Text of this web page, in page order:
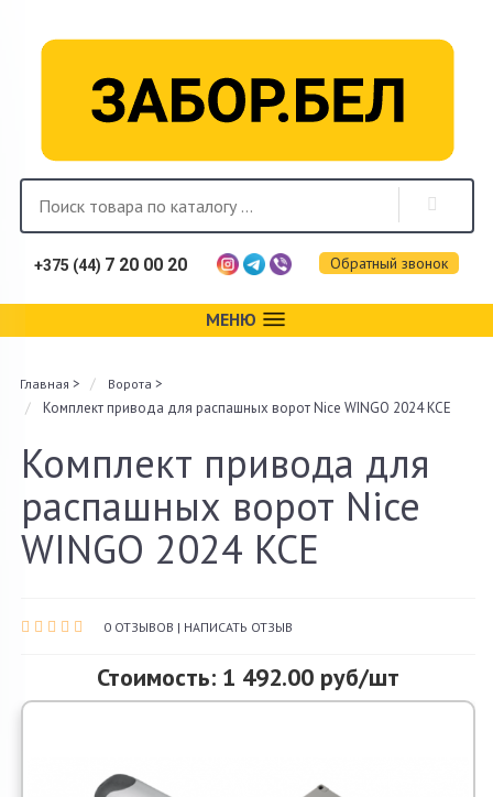
+375 (44) 7 20 00 20 Обратный звонок
МЕНЮ
Фотогалерея
Доставка
О компании
Акции и скидки
Контакты
Главная > Ворота >
Комплект привода для распашных ворот Nice WINGO 2024 KCE
Комплект привода для
распашных ворот Nice
WINGO 2024 KCE
0 ОТЗЫВОВ | НАПИСАТЬ ОТЗЫВ
Стоимость: 1 492.00 руб/шт